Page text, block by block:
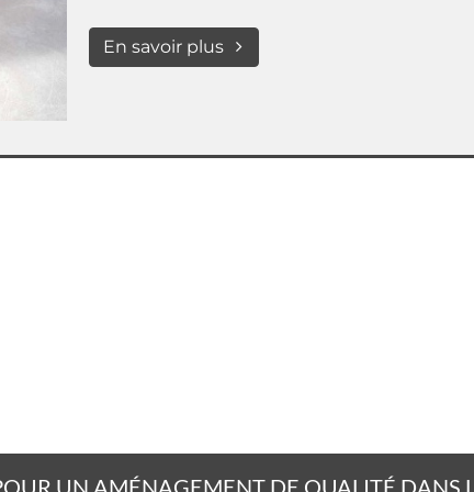
En savoir plus
UN AMÉNAGEMENT DE QUALITÉ DANS